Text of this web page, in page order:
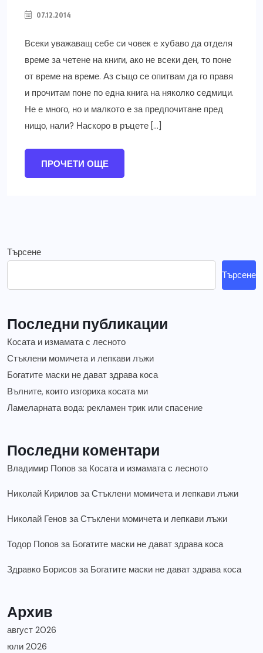
07.12.2014
Всеки уважаващ себе си човек е хубаво да отделя
време за четене на книги, ако не всеки ден, то поне
от време на време. Аз също се опитвам да го правя
и прочитам поне по една книга на няколко седмици.
Не е много, но и малкото е за предпочитане пред
нищо, нали? Наскоро в ръцете […]
ПРОЧЕТИ ОЩЕ
Търсене
Търсене
Последни публикации
Косата и измамата с лесното
Стъклени момичета и лепкави лъжи
Богатите маски не дават здрава коса
Вълните, които изгориха косата ми
Ламеларната вода: рекламен трик или спасение
Последни коментари
Владимир Попов за Косата и измамата с лесното
Николай Кирилов заСтъклени момичета и лепкави лъжи
Николай Генов заСтъклени момичета и лепкави лъжи
Тодор Попов за Богатите маски не дават здрава коса
Здравко Борисов за Богатите маски не дават здрава коса
Архив
август 2026
юли 2026